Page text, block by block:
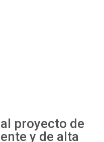
proyecto de
y de alta